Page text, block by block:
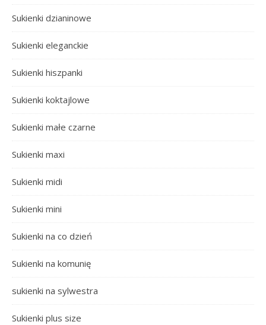
Sukienki dzianinowe
Sukienki eleganckie
Sukienki hiszpanki
Sukienki koktajlowe
Sukienki małe czarne
Sukienki maxi
Sukienki midi
Sukienki mini
Sukienki na co dzień
Sukienki na komunię
sukienki na sylwestra
Sukienki plus size